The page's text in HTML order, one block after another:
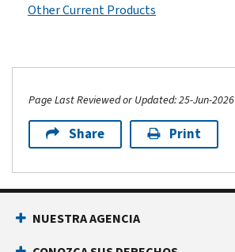
Other Current Products
Page Last Reviewed or Updated: 25-Jun-2026
Share Print
NUESTRA AGENCIA